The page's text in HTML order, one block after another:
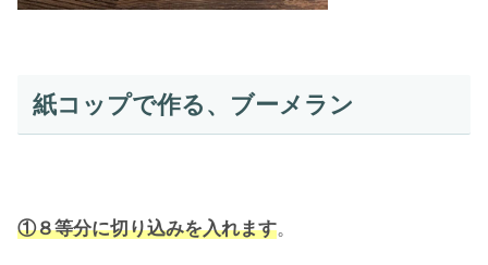
紙コップで作る、ブーメラン
①８等分に切り込みを入れます。